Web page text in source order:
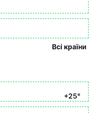
Всі країни
+25°